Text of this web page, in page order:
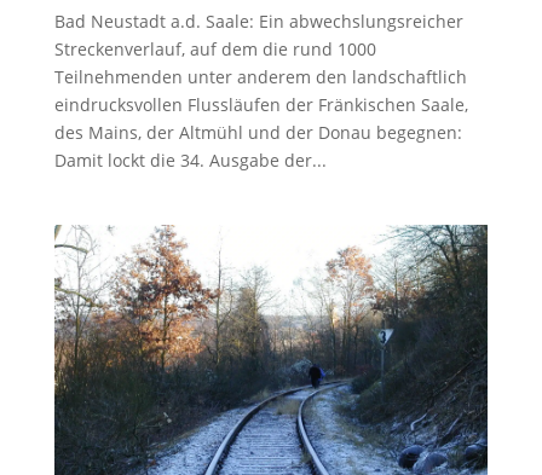
Bad Neustadt a.d. Saale: Ein abwechslungsreicher
Streckenverlauf, auf dem die rund 1000
Teilnehmenden unter anderem den landschaftlich
eindrucksvollen Flussläufen der Fränkischen Saale,
des Mains, der Altmühl und der Donau begegnen:
Damit lockt die 34. Ausgabe der...